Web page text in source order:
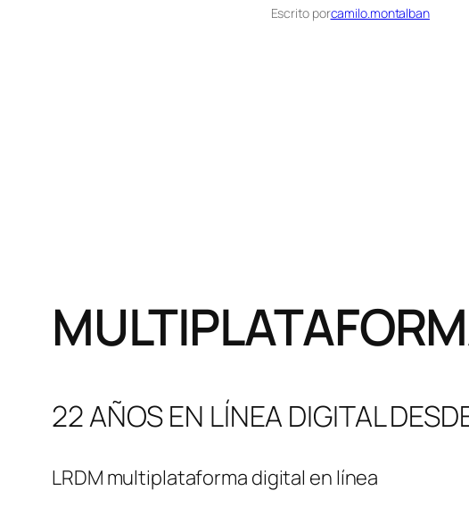
Escrito porcamilo.montalban
22 AÑOS EN LÍNEA DIGITAL
LRDM multiplataforma digital en línea